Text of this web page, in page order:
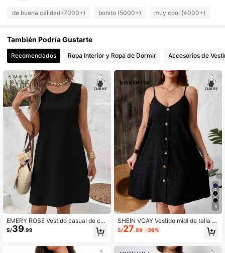
4.89 11K Seguidores
4.89 11K Seguidores
4.89 11K Seguidores
4.89 11K Seguidores
11K Seguidores
11K Seguidores
11K Seguidores
de buena calidad (7000+) bonito (5000+) muy cool (4000+)
También Podría Gustarte
Recomendados Ropa Interior y Ropa de Dormir Accesorios de
EMERY ROSE Vestido casual de cu
ello redondo sin mangas, talla grand
e, adecuado para el verano
S/39.99
5
SHEIN VCAY Vestido midi de talla gr
ande para mujer, informal, holgado,
de un solo pecho con tirantes
S/27.89 -36%